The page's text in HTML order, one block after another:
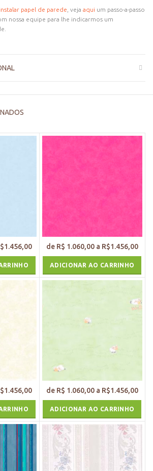
instalar papel de parede , veja aqui um passo-a-passo
nossa equipe para lhe indicarmos um
ADICIONAR AO CARRINHO
ADICIONAR AO CARRINHO